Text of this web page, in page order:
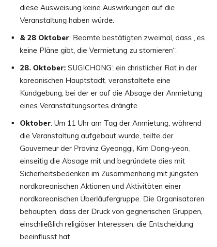
diese Ausweisung keine Auswirkungen auf die
Veranstaltung haben würde.
& 28 Oktober: Beamte bestätigten zweimal, dass „es
keine Pläne gibt, die Vermietung zu stornieren“.
28. Oktober: SUGICHONG‘, ein christlicher Rat in der
koreanischen Hauptstadt, veranstaltete eine
Kundgebung, bei der er auf die Absage der Anmietung
eines Veranstaltungsortes drängte.
Oktober: Um 11 Uhr am Tag der Anmietung, während
die Veranstaltung aufgebaut wurde, teilte der
Gouverneur der Provinz Gyeonggi, Kim Dong-yeon,
einseitig die Absage mit und begründete dies mit
Sicherheitsbedenken im Zusammenhang mit jüngsten
nordkoreanischen Aktionen und Aktivitäten einer
nordkoreanischen Überläufergruppe. Die Organisatoren
behaupten, dass der Druck von gegnerischen Gruppen,
einschließlich religiöser Interessen, die Entscheidung
beeinflusst hat.